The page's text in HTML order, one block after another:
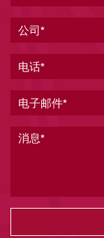
公司
电话
电子邮件
消息